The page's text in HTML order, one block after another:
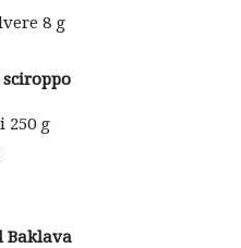
8 g
250 g
Baklava